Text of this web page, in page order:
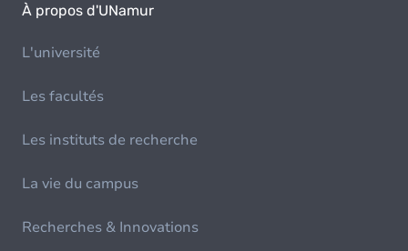
À propos d'UNamur
L'université
Les facultés
Les instituts de recherche
La vie du campus
Recherches & Innovations